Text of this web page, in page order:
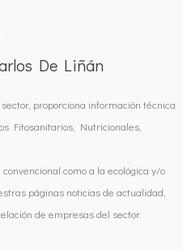
De Liñán
proporciona información técnica
Fitosanitarios, Nutricionales,
como a la ecológica y/o
páginas noticias de actualidad,
de empresas del sector.